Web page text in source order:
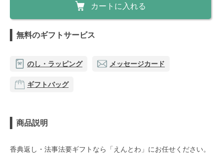
カートに入れる
無料のギフトサービス
のし・ラッピング メッセージカード
ギフトバッグ
商品説明
香典返し・法事法要ギフトなら「えんとわ」にお任せください。